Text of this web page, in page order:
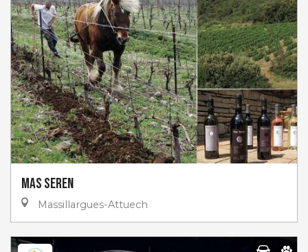
Mas Seren
Massillargues-Attuech